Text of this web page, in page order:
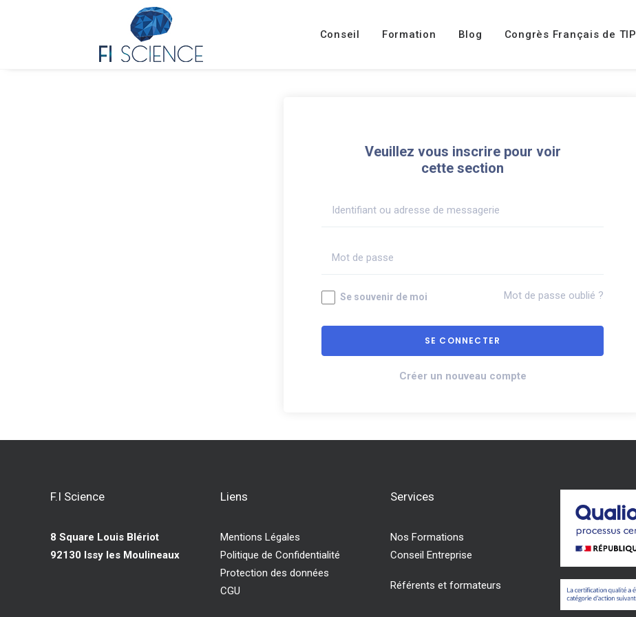
Conseil Formation Blog Congrès Français de TIP
Veuillez vous inscrire pour voir
cette section
Se souvenir de moi Mot de passe oublié ?
Créer un nouveau compte
F.I Science
8 Square Louis Blériot
92130 Issy les Moulineaux
Liens
Mentions Légales
Politique de Confidentialité
Protection des données
CGU
Services
Nos Formations
Conseil Entreprise
Référents et formateurs